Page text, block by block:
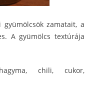
zamatait, a
A gyümölcs textúrája
chili, cukor,